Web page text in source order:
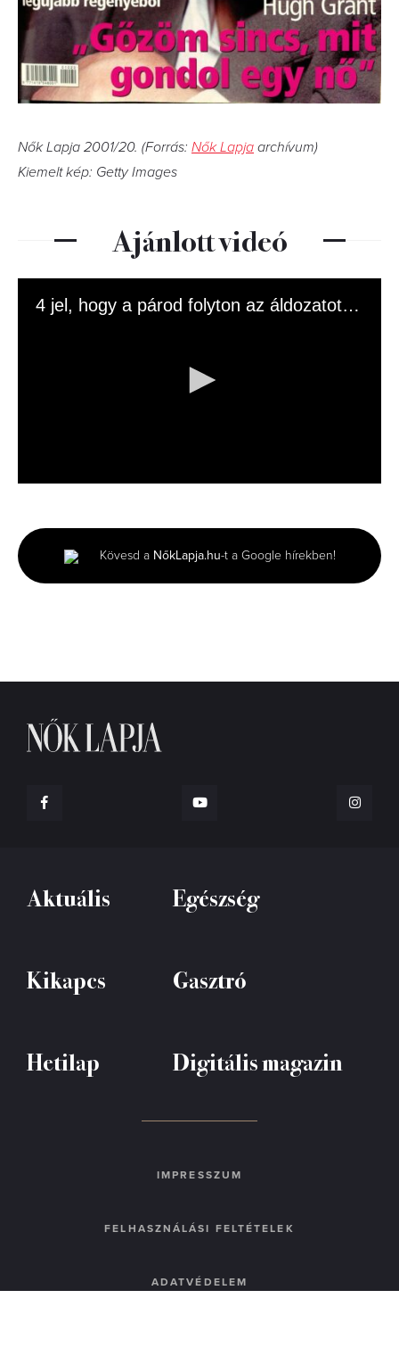
Nők Lapja 2001/20. (Forrás: Nők Lapja archívum)
Kiemelt kép: Getty Images
Ajánlott videó
4 jel, hogy a párod folyton az áldozatot játssza
minute,
22
seconds
Kövesd a NőkLapja.hu-t a Google hírekben!
Aktuális Egészség
Kikapcs Gasztró
Hetilap Digitális magazin
IMPRESSZUM
FELHASZNÁLÁSI FELTÉTELEK
ADATVÉDELEM